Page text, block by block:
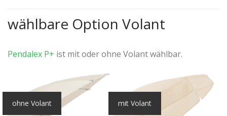
wählbare Option Volant
Pendalex P+ ist mit oder ohne Volant wählbar.
ohne Volant mit Volant